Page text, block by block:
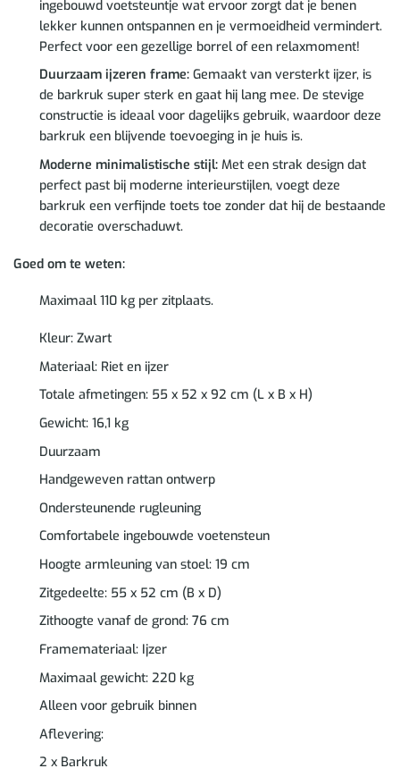
ingebouwd voetsteuntje wat ervoor zorgt dat je benen
lekker kunnen ontspannen en je vermoeidheid vermindert.
Perfect voor een gezellige borrel of een relaxmoment!
Duurzaam ijzeren frame:Gemaakt van versterkt ijzer, is
de barkruk super sterk en gaat hij lang mee. De stevige
constructie is ideaal voor dagelijks gebruik, waardoor deze
barkruk een blijvende toevoeging in je huis is.
Moderne minimalistische stijl:Met een strak design dat
perfect past bij moderne interieurstijlen, voegt deze
barkruk een verfijnde toets toe zonder dat hij de bestaande
decoratie overschaduwt.
Goed om te weten:
Maximaal 110 kg per zitplaats.
Kleur: Zwart
Materiaal: Riet en ijzer
Totale afmetingen: 55 x 52 x 92 cm (L x B x H)
Gewicht: 16,1 kg
Duurzaam
Handgeweven rattan ontwerp
Ondersteunende rugleuning
Comfortabele ingebouwde voetensteun
Hoogte armleuning van stoel: 19 cm
Zitgedeelte: 55 x 52 cm (B x D)
Zithoogte vanaf de grond: 76 cm
Framemateriaal: Ijzer
Maximaal gewicht: 220 kg
Alleen voor gebruik binnen
Aflevering:
2 x Barkruk